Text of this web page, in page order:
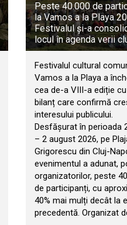
Peste 40.000 de
la Vamos a la Playa
Festivalul și-a
locul în agenda verii
Festivalul cultural
Vamos a la Playa a
cea de-a VIII-a ediție
bilanț care confirmă
interesului publicului.
Desfășurat în perioada
– 2 august 2026, pe
Grigorescu din Cluj-
evenimentul a adunat,
organizatorilor, peste
de participanți, cu
40% mai mulți decât la
precedentă. Organizat